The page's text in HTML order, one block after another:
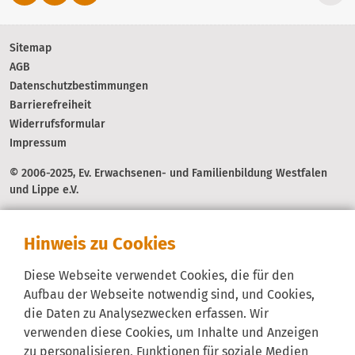
Ev. Erwachsenenbildung im
Minden und Vlotho - Herford
Ev. Erwachsenenbildung in der Fachstelle
eine Welt im Kirchenkreis Herne - Herne
Ev. Erwachsenenbildung im Kirchenkreis
Iserlohn - Iserlohn
Ev. Erwachsenenbildung im
Minden und Vlotho - Lübbecke
Ev. Familienbildung im Diakonischen Werk
im Kirchenkreis Recklinghausen - Marl
© 2006-2025, Ev. Erwachsenen- und Familienbildung Westfalen
und Lippe e.V.
Sitemap
AGB
Datenschutzbestimmungen
Barrierefreiheit
Widerrufsformular
Impressum
Hinweis zu Cookies
Diese Webseite verwendet Cookies, die für den
Aufbau der Webseite notwendig sind, und Cookies,
die Daten zu Analysezwecken erfassen. Wir
verwenden diese Cookies, um Inhalte und Anzeigen
zu personalisieren, Funktionen für soziale Medien